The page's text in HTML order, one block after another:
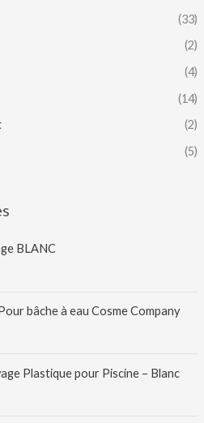
(33)
(2)
(4)
(14)
(2)
(5)
BLANC
bâche à eau Cosme Company
Plastique pour Piscine – Blanc